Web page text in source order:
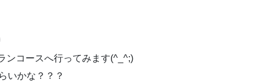
ンコースへ行ってみます(^_^;)
いかな？？？